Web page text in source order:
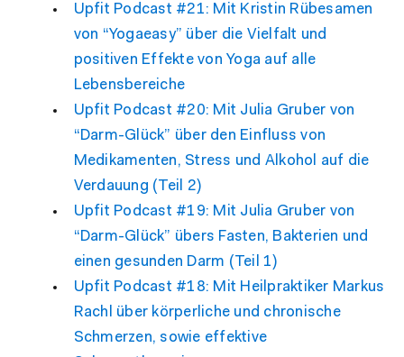
Upfit Podcast #21: Mit Kristin Rübesamen
von “Yogaeasy” über die Vielfalt und
positiven Effekte von Yoga auf alle
Lebensbereiche
Upfit Podcast #20: Mit Julia Gruber von
“Darm-Glück” über den Einfluss von
Medikamenten, Stress und Alkohol auf die
Verdauung (Teil 2)
Upfit Podcast #19: Mit Julia Gruber von
“Darm-Glück” übers Fasten, Bakterien und
einen gesunden Darm (Teil 1)
Upfit Podcast #18: Mit Heilpraktiker Markus
Rachl über körperliche und chronische
Schmerzen, sowie effektive